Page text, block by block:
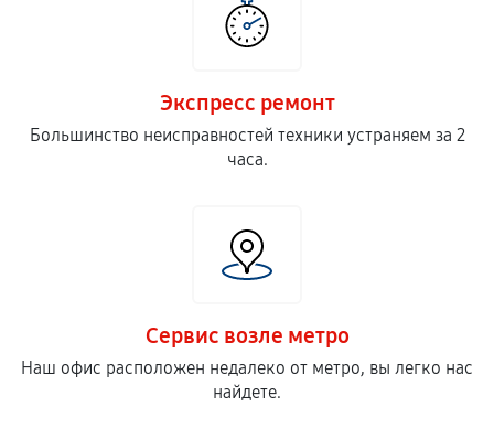
Экспресс ремонт
Большинство неисправностей техники устраняем за 2
часа.
Сервис возле метро
Наш офис расположен недалеко от метро, вы легко нас
найдете.